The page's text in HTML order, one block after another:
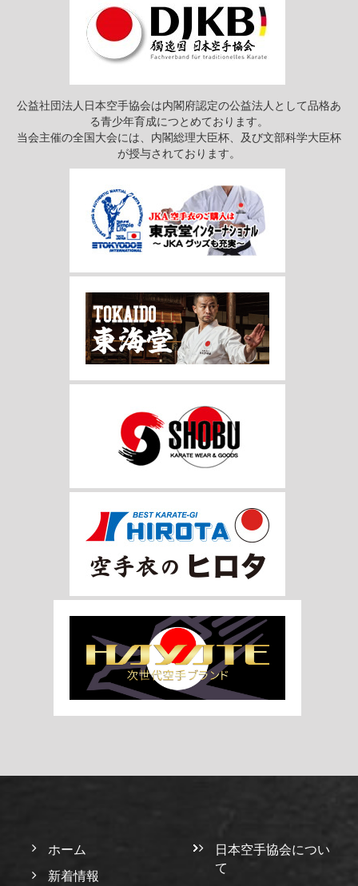
公益社団法人日本空手協会は内閣府認定の公益法人として品格あ
る青少年育成につとめております。
当会主催の全国大会には、内閣総理大臣杯、及び文部科学大臣杯
が授与されております。
ホーム
新着情報
日本空手協会につい
て